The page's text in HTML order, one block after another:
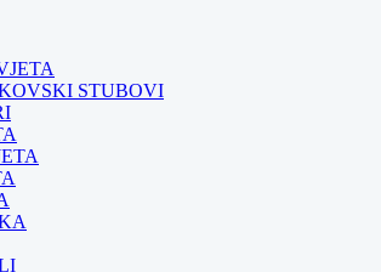
STUBOVI